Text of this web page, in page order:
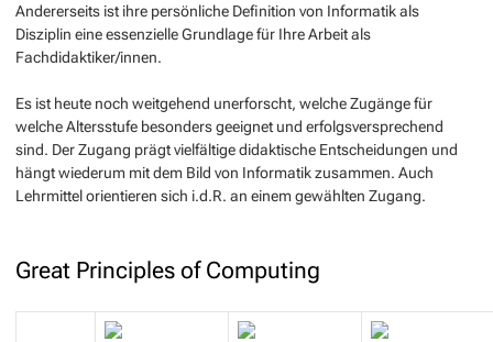
Andererseits ist ihre persönliche Definition von Informatik als
Disziplin eine essenzielle Grundlage für Ihre Arbeit als
Fachdidaktiker/innen.
Es ist heute noch weitgehend unerforscht, welche Zugänge für
welche Altersstufe besonders geeignet und erfolgsversprechend
sind. Der Zugang prägt vielfältige didaktische Entscheidungen und
hängt wiederum mit dem Bild von Informatik zusammen. Auch
Lehrmittel orientieren sich i.d.R. an einem gewählten Zugang.
Great Principles of Computing